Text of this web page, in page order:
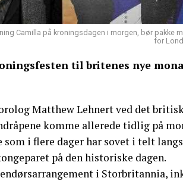
Camilla på kroningsdagen i morgen, bør pakke
for
til britenes nye
Matthew Lehnert ved det
komme allerede tidlig på
som i flere dager har sovet i telt
på den historiske dagen.
i Storbritannia,